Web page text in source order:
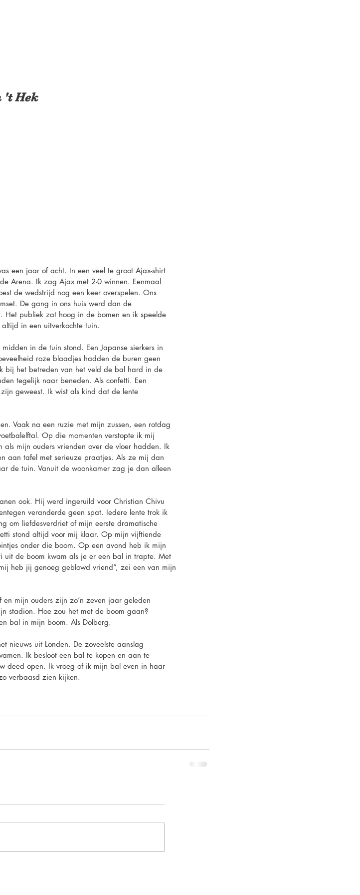
't Hek
een jaar of acht. In een veel te groot Ajax-shirt
Arena. Ik zag Ajax met 2-0 winnen. Eenmaal
de wedstrijd nog een keer overspelen. Ons
De gang in ons huis werd dan de
Het publiek zat hoog in de bomen en ik speelde
in een uitverkochte tuin.
in de tuin stond. Een Japanse sierkers in
roze blaadjes hadden de buren geen
bij het betreden van het veld de bal hard in de
tegelijk naar beneden. Als confetti. Een
geweest. Ik wist als kind dat de lente
Vaak na een ruzie met mijn zussen, een rotdag
Op die momenten verstopte ik mij
mijn ouders vrienden over de vloer hadden. Ik
aan tafel met serieuze praatjes. Als ze mij dan
de tuin. Vanuit de woonkamer zag je dan alleen
ook. Hij werd ingeruild voor Christian Chivu
veranderde geen spat. Iedere lente trok ik
om liefdesverdriet of mijn eerste dramatische
stond altijd voor mij klaar. Op mijn vijftiende
onder die boom. Op een avond heb ik mijn
uit de boom kwam als je er een bal in trapte. Met
heb jij genoeg geblowd vriend”, zei een van mijn
mijn ouders zijn zo’n zeven jaar geleden
stadion. Hoe zou het met de boom gaan?
bal in mijn boom. Als Dolberg.
nieuws uit Londen. De zoveelste aanslag
Ik besloot een bal te kopen en aan te
deed open. Ik vroeg of ik mijn bal even in haar
verbaasd zien kijken.